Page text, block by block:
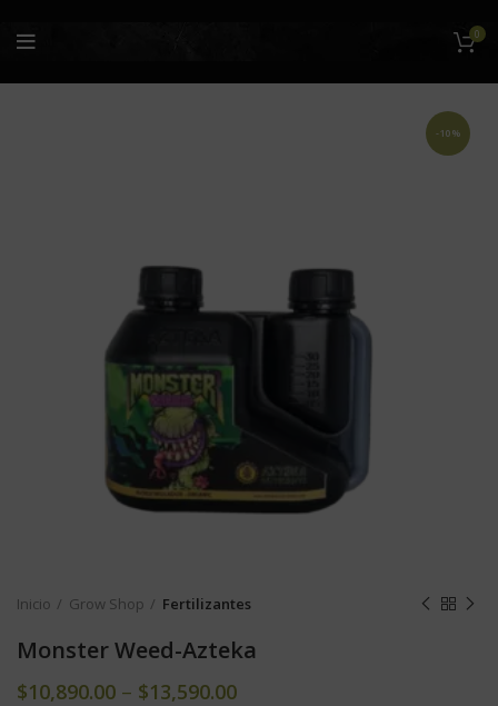
0
-10%
Inicio Grow Shop Fertilizantes
Monster Weed-Azteka
$10,890.00 – $13,590.00